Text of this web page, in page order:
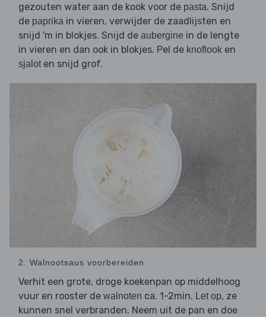
gezouten water aan de kook voor de pasta. Snijd
de paprika in vieren, verwijder de zaadlijsten en
snijd 'm in blokjes. Snijd de aubergine in de lengte
in vieren en dan ook in blokjes. Pel de knoflook en
sjalot en snijd grof.
2. Walnootsaus voorbereiden
Verhit een grote, droge koekenpan op middelhoog
vuur en rooster de walnoten ca. 1-2min. Let op, ze
kunnen snel verbranden. Neem uit de pan en doe